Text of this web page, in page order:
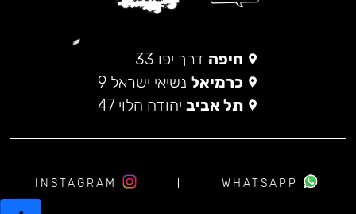
חיפה דרך יפו 33
כרמיאל נשיאי ישראל 9
תל אביב יהודה הלוי 47
WHATSAPP
INSTAGRAM